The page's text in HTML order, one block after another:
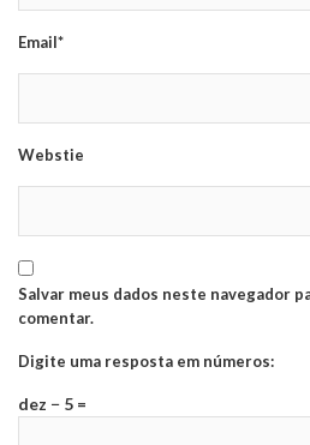
Email*
Webstie
Salvar meus dados neste navegador
comentar.
Digite uma resposta em números:
dez − 5 =